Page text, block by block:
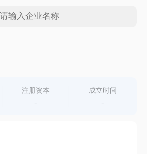
注册资本
-
成立时间
-